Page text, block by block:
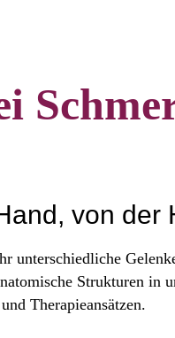
von der
unterschiedliche
Strukturen in
Therapieansätzen.